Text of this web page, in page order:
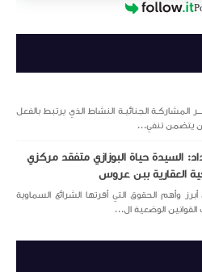
الجنائيـة النشاط الذي يرتبط بالفعل
يتضمن تنفي...
السيدة حياة البوزازي متفقد مركزي
العقارية ببن عروس
وأهم الحقوق التي أقرتها الشرائع السماوية
الوضعية ال...